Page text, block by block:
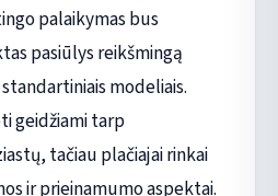
palaikymas bus
pasiūlys reikšmingą
modeliais.
geidžiami tarp
tačiau plačiajai rinkai
ir prieinamumo aspektai.